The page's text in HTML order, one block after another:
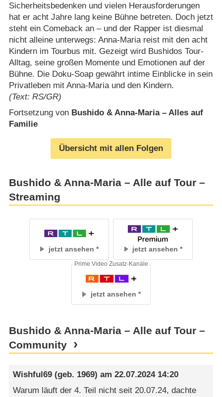
Sicherheitsbedenken und vielen Herausforderungen
hat er acht Jahre lang keine Bühne betreten. Doch jetzt
steht ein Comeback an – und der Rapper ist diesmal
nicht alleine unterwegs: Anna-Maria reist mit den acht
Kindern im Tourbus mit. Gezeigt wird Bushidos Tour-
Alltag, seine großen Momente und Emotionen auf der
Bühne. Die Doku-Soap gewährt intime Einblicke in sein
Privatleben mit Anna-Maria und den Kindern.
(Text: RS/GR)
Fortsetzung von Bushido & Anna-Maria – Alles auf
Familie
Übersicht mit allen Folgen
Bushido & Anna-Maria – Alle auf Tour –
Streaming
jetzt ansehen jetzt ansehen
jetzt ansehen
Prime Video Zusatz-Kanäle
Bushido & Anna-Maria – Alle auf Tour –
Community
Wishful69 (geb. 1969) am22.07.2024 14:20
Warum läuft der 4. Teil nicht seit 20.07.24, dachte